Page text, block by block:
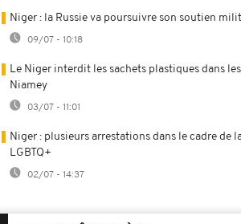
Niger : la Russie va poursuivre son soutien
09/07 - 10:18
Le Niger interdit les sachets plastiques dans
Niamey
03/07 - 11:01
Niger : plusieurs arrestations dans le cadre de
LGBTQ+
02/07 - 14:37